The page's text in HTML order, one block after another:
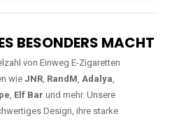
BESONDERS MACHT
von Einweg E-Zigaretten
wie JNR, RandM, Adalya,
, Elf Bar und mehr. Unsere
Design, ihre starke